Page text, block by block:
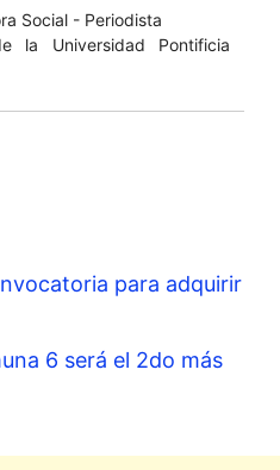
Social - Periodista
la Universidad Pontificia
para adquirir
6 será el 2do más